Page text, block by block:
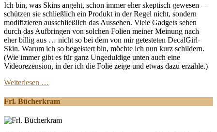
Ich bin, was Skins angeht, schon immer eher skeptisch gewesen —
schützen sie schließlich ein Produkt in der Regel nicht, sondern
modifizieren ausschließlich das Aussehen. Viele Gadgets sehen
durch das Aufbringen von solchen Folien meiner Meinung nach
eher billig aus … nicht so bei dem von mir getesteten DecalGirl-
Skin. Warum ich so begeistert bin, möchte ich nun kurz schildern.
(Wie immer gibt es für ganz Ungeduldige unten auch eine
Videorezension, in der ich die Folie zeige und etwas dazu erzähle.)
Weiterlesen …
Frl. Bücherkram